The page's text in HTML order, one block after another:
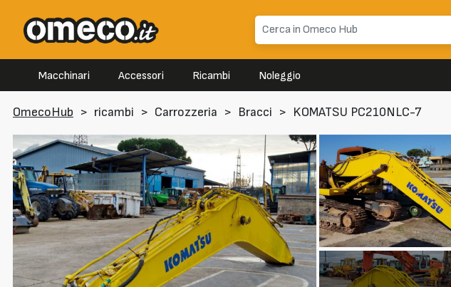
Macchinari Accessori Ricambi Noleggio
OmecoHub > ricambi > Carrozzeria > Bracci > KOMATSU PC210NLC-7